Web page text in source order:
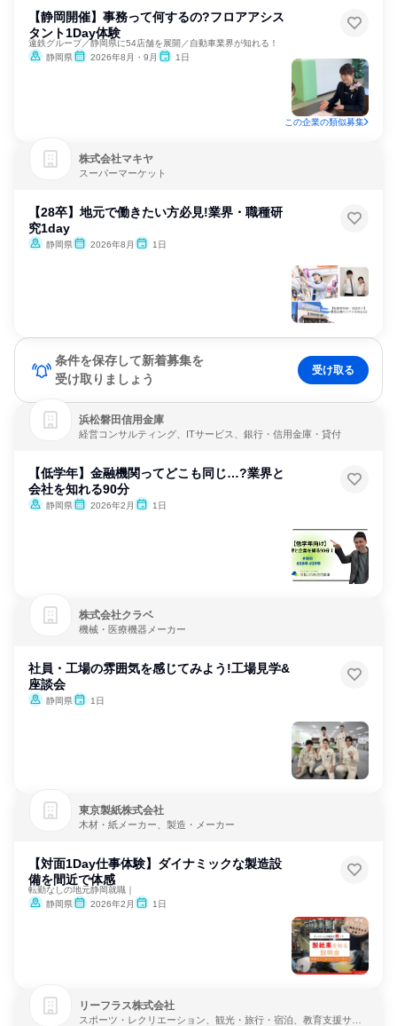
【静岡開催】事務って何するの?フロアアシス
タント1Day体験
遠鉄グループ／静岡県に54店舗を展開／自動車業界が知れる！
静岡県
2026年8月・9月 1日
この企業の類似募集
株式会社マキヤ
スーパーマーケット
【28卒】地元で働きたい方必見!業界・職種研
究1day
静岡県 2026年8月 1日
条件を保存して新着募集を
受け取りましょう
受け取る
浜松磐田信用金庫
経営コンサルティング、ITサービス、銀行・信用金庫・貸付
【低学年】金融機関ってどこも同じ…?業界と
会社を知れる90分
静岡県 2026年2月 1日
株式会社クラベ
機械・医療機器メーカー
社員・工場の雰囲気を感じてみよう!工場見学&
座談会
静岡県 1日
東京製紙株式会社
木材・紙メーカー、製造・メーカー
【対面1Day仕事体験】ダイナミックな製造設
備を間近で体感
転勤なしの地元静岡就職｜
静岡県
2026年2月 1日
リーフラス株式会社
スポーツ・レクリエーション、観光・旅行・宿泊、教育支援サー